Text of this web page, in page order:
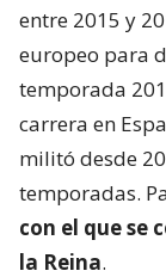
entre 2015 y
europeo para
temporada
carrera en
militó desde
temporadas.
con el que se
la Reina.